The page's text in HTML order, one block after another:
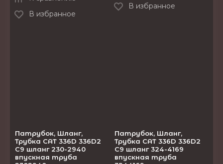
В избранное
В избранное
Патрубок, Шланг,
Трубка CAT 336D 336D2
C9 шланг 230-2940
впускная труба
Патрубок, Шланг,
Трубка CAT 336D 336D2
C9 шланг 324-4169
впускная труба